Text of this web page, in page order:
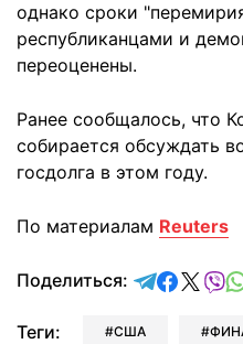
однако сроки
республиканцами и
переоценены.
Ранее сообщалось, что
собирается обсуждать
госдолга в этом году.
По материалам Reuters
Поделиться:
Теги: США